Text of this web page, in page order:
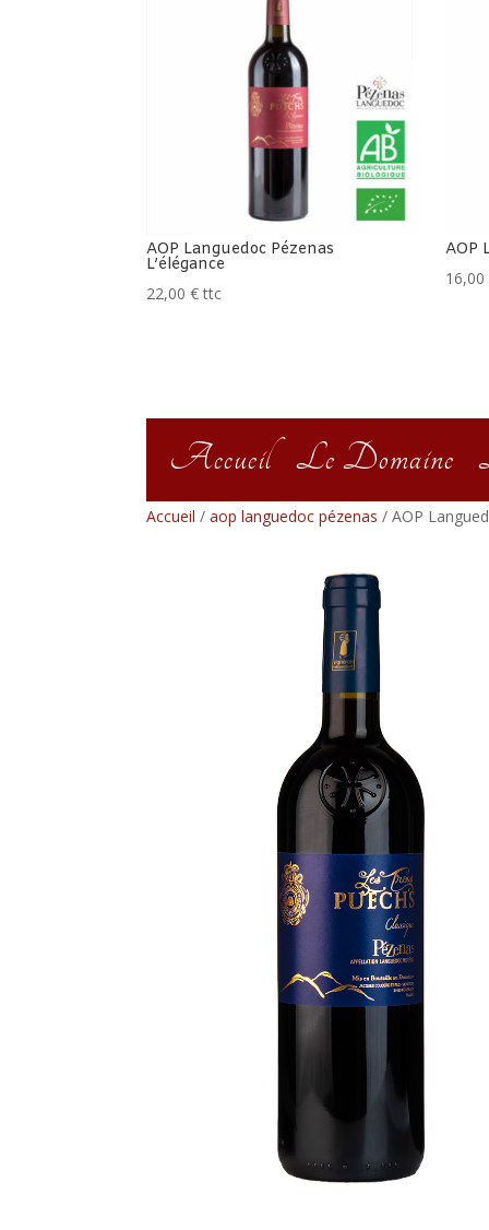
AOP Languedoc Pézenas
L’élégance
22,00€ ttc
AOP
16,00
Accueil Le Domaine
Accueil /aop languedoc pézenas / AOP